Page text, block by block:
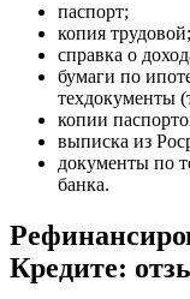
паспорт;
копия трудовой;
справка о
бумаги по
техдокументы
копии
выписка из
документы по
банка.
Кредите: